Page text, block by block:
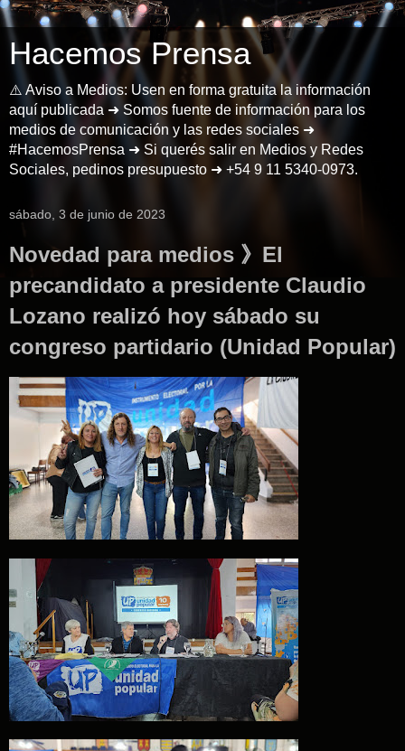
Hacemos Prensa
⚠️ Aviso a Medios: Usen en forma gratuita la información
aquí publicada ➜ Somos fuente de información para los
medios de comunicación y las redes sociales ➜
#HacemosPrensa ➜ Si querés salir en Medios y Redes
Sociales, pedinos presupuesto ➜ +54 9 11 5340-0973.
sábado, 3 de junio de 2023
Novedad para medios 》El
precandidato a presidente Claudio
Lozano realizó hoy sábado su
congreso partidario (Unidad Popular)